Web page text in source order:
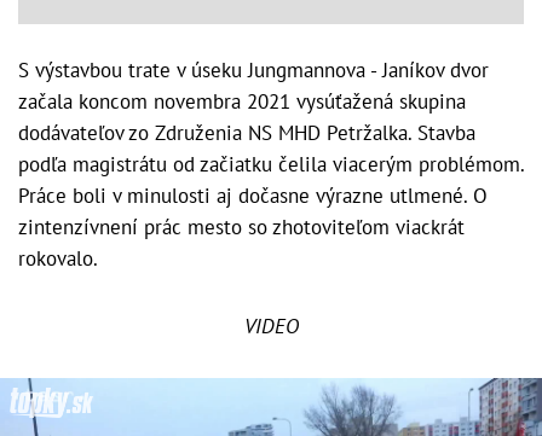
S výstavbou trate v úseku Jungmannova - Janíkov dvor
začala koncom novembra 2021 vysúťažená skupina
dodávateľov zo Združenia NS MHD Petržalka. Stavba
podľa magistrátu od začiatku čelila viacerým problémom.
Práce boli v minulosti aj dočasne výrazne utlmené. O
zintenzívnení prác mesto so zhotoviteľom viackrát
rokovalo.
VIDEO